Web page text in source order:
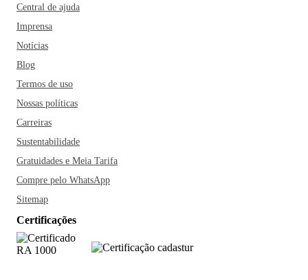
Central de ajuda
Imprensa
Notícias
Blog
Termos de uso
Nossas políticas
Carreiras
Sustentabilidade
Gratuidades e Meia Tarifa
Compre pelo WhatsApp
Sitemap
Certificações